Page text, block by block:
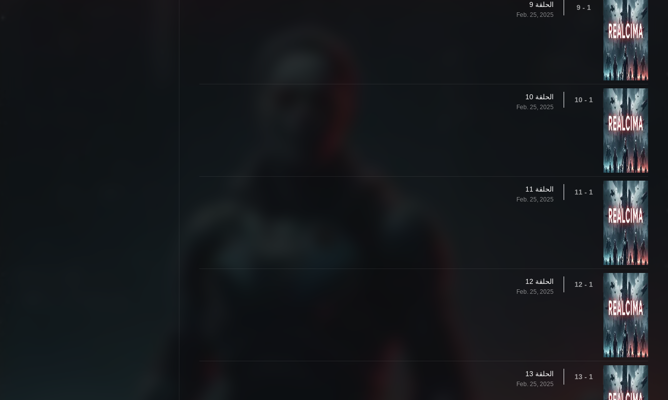
1 - 9 الحلقة 9
Feb. 25, 2025
1 - 10 الحلقة 10
Feb. 25, 2025
1 - 11 الحلقة 11
Feb. 25, 2025
1 - 12 الحلقة 12
Feb. 25, 2025
1 - 13 الحلقة 13
Feb. 25, 2025